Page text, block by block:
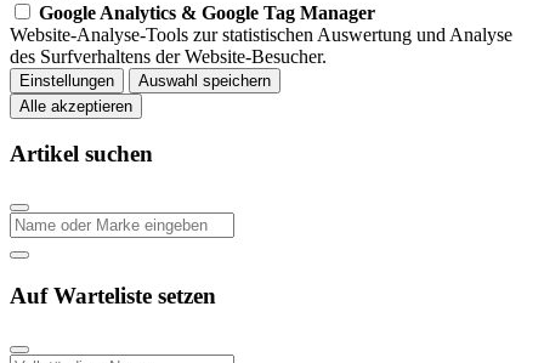
Google Analytics & Google Tag Manager
Website-Analyse-Tools zur statistischen Auswertung und Analyse
des Surfverhaltens der Website-Besucher.
Einstellungen
Auswahl speichern
Alle akzeptieren
Artikel suchen
Auf Warteliste setzen